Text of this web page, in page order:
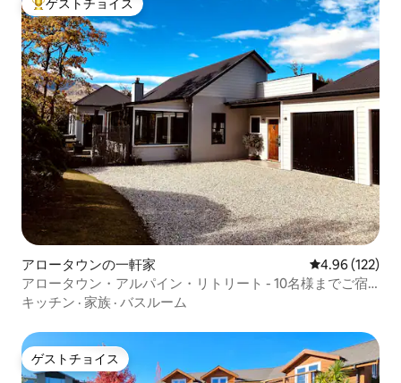
大好評のゲストチョイスです。
ゲストチョイス
アロータウンの一軒家 レビュー122
4.96 (122)
アロータウン・アルパイン・リトリート - 10名様までご宿
泊可能
キッチン · 家族 · バスルーム
ゲストチョイス
ゲストチョイス